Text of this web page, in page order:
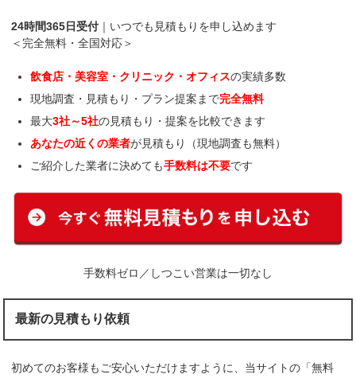
24時間365日受付 ｜いつでも見積もりを申し込めます
＜完全無料・全国対応＞
飲食店・美容室・クリニック・オフィスの実績多数
現地調査・見積もり・プラン提案まで完全無料
最大3社～5社の見積もり・提案を比較できます
あなたの近くの業者が見積もり（現地調査も無料）
ご紹介した業者に決めても手数料は不要です
手数料ゼロ／しつこい営業は一切なし
最新の見積もり依頼
初めてのお客様もご安心いただけますように、当サイトの「無料